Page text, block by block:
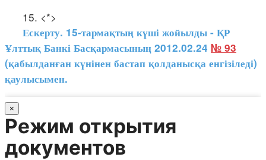
15. <*>
Ескерту. 15-тармақтың күші жойылды - ҚР
Ұлттық Банкі Басқармасының 2012.02.24 № 93
(қабылданған күнінен бастап қолданысқа енгізіледі)
қаулысымен.
×
Режим открытия
документов